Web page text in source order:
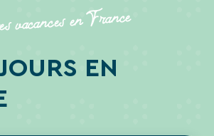
vacances en France
EN